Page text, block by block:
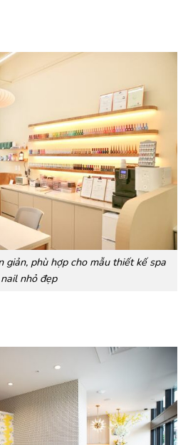
giản, phù hợp cho mẫu thiết kế spa
nail nhỏ đẹp